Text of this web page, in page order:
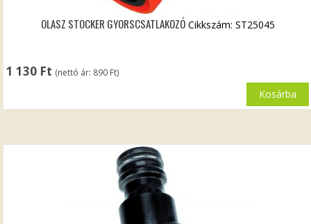
OLASZ STOCKER GYORSCSATLAKOZÓ
1 130 Ft (nettó ár: 890 Ft)
Cikkszám: ST25045
Kosárba